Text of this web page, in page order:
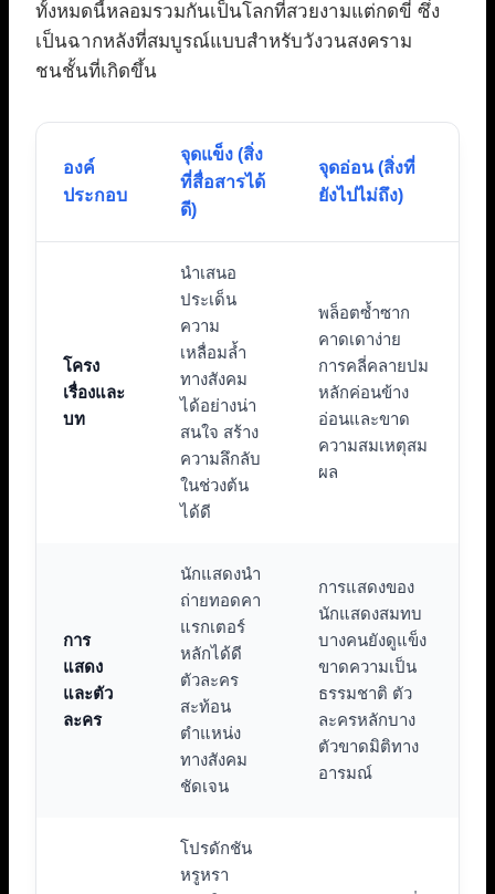
ทั้งหมดนี้หลอมรวมกันเป็นโลกที่สวยงามแต่กดขี่ ซึ่ง
เป็นฉากหลังที่สมบูรณ์แบบสำหรับวังวนสงคราม
ชนชั้นที่เกิดขึ้น
องค์
ประกอบ
จุดแข็ง (สิ่ง
ที่สื่อสารได้
ดี)
จุดอ่อน (สิ่งที่
ยังไปไม่ถึง)
โครง
เรื่องและ
บท
นำเสนอ
ประเด็น
ความ
เหลื่อมล้ำ
ทางสังคม
ได้อย่างน่า
สนใจ สร้าง
ความลึกลับ
ในช่วงต้น
ได้ดี
พล็อตซ้ำซาก
คาดเดาง่าย
การคลี่คลายปม
หลักค่อนข้าง
อ่อนและขาด
ความสมเหตุสม
ผล
การ
แสดง
และตัว
ละคร
นักแสดงนำ
ถ่ายทอดคา
แรกเตอร์
หลักได้ดี
ตัวละคร
สะท้อน
ตำแหน่ง
ทางสังคม
ชัดเจน
การแสดงของ
นักแสดงสมทบ
บางคนยังดูแข็ง
ขาดความเป็น
ธรรมชาติ ตัว
ละครหลักบาง
ตัวขาดมิติทาง
อารมณ์
โปรดักชัน
หรูหรา